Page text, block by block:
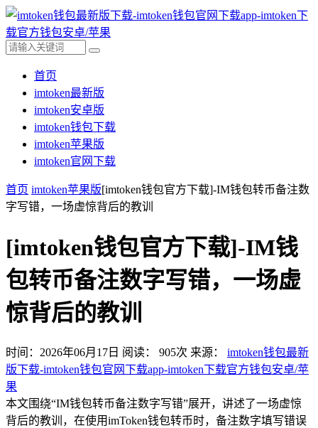
首页
imtoken最新版
imtoken安卓版
imtoken钱包下载
imtoken苹果版
imtoken官网下载
首页 imtoken苹果版[imtoken钱包官方下载]-IM钱包转币备注数
字写错，一场虚惊背后的教训
[imtoken钱包官方下载]-IM钱
包转币备注数字写错，一场虚
惊背后的教训
时间：2026年06月17日 阅读： 905次 来源： imtoken钱包最新
版下载-imtoken钱包官网下载app-imtoken下载官方钱包安卓/苹
果
本文围绕“IM钱包转币备注数字写错”展开，讲述了一场虚惊
背后的教训，在使用imToken钱包转币时，备注数字填写错误